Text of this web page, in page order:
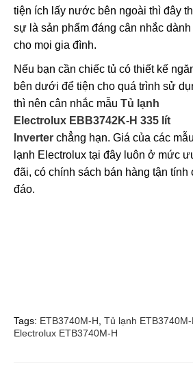
tiện ích lấy nước bên ngoài thì đây
sự là sản phẩm đáng cân nhắc dành
cho mọi gia đình.
Nếu bạn cần chiếc tủ có thiết kế
bên dưới để tiện cho quá trình sử
thì nên cân nhắc mẫu Tủ lạnh
Electrolux EBB3742K-H 335 lít
Inverter chẳng hạn. Giá của các
lạnh Electrolux tại đây luôn ở mức
đãi, có chính sách bán hàng tận tính
đáo.
Tags: ETB3740M-H Tủ lạnh ETB3740M-
Electrolux ETB3740M-H